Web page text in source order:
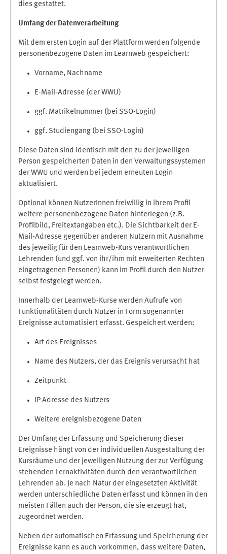
dies gestattet.
Umfang der Datenverarbeitung
Mit dem ersten Login auf der Plattform werden folgende
personenbezogene Daten im Learnweb gespeichert:
Vorname, Nachname
E-Mail-Adresse (der WWU)
ggf. Matrikelnummer (bei SSO-Login)
ggf. Studiengang (bei SSO-Login)
Diese Daten sind identisch mit den zu der jeweiligen
Person gespeicherten Daten in den Verwaltungssystemen
der WWU und werden bei jedem erneuten Login
aktualisiert.
Optional können NutzerInnen freiwillig in ihrem Profil
weitere personenbezogene Daten hinterlegen (z.B.
Profilbild, Freitextangaben etc.). Die Sichtbarkeit der E-
Mail-Adresse gegenüber anderen Nutzern mit Ausnahme
des jeweilig für den Learnweb-Kurs verantwortlichen
Lehrenden (und ggf. von ihr/ihm mit erweiterten Rechten
eingetragenen Personen) kann im Profil durch den Nutzer
selbst festgelegt werden.
Innerhalb der Learnweb-Kurse werden Aufrufe von
Funktionalitäten durch Nutzer in Form sogenannter
Ereignisse automatisiert erfasst. Gespeichert werden:
Art des Ereignisses
Name des Nutzers, der das Ereignis verursacht hat
Zeitpunkt
IP Adresse des Nutzers
Weitere ereignisbezogene Daten
Der Umfang der Erfassung und Speicherung dieser
Ereignisse hängt von der individuellen Ausgestaltung der
Kursräume und der jeweiligen Nutzung der zur Verfügung
stehenden Lernaktivitäten durch den verantwortlichen
Lehrenden ab. Je nach Natur der eingesetzten Aktivität
werden unterschiedliche Daten erfasst und können in den
meisten Fällen auch der Person, die sie erzeugt hat,
zugeordnet werden.
Neben der automatischen Erfassung und Speicherung der
Ereignisse kann es auch vorkommen, dass weitere Daten,